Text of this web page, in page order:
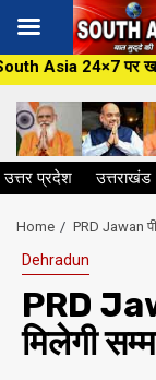
Skip
to
content
पर खबर ग्राउंड
उत्तर प्रदेश उत्तराखंड
Home PRD Jawan
Dehradun
PRD
मिलेगी